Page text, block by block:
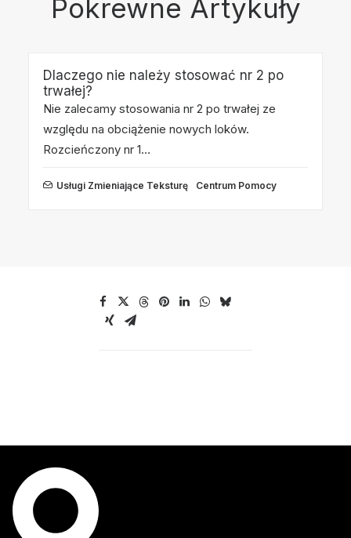
Pokrewne Artykuły
Dlaczego nie należy stosować nr 2 po
trwałej?
Nie zalecamy stosowania nr 2 po trwałej ze
względu na obciążenie nowych loków.
Rozcieńczony nr 1…
Usługi Zmieniające Teksturę Centrum Pomocy